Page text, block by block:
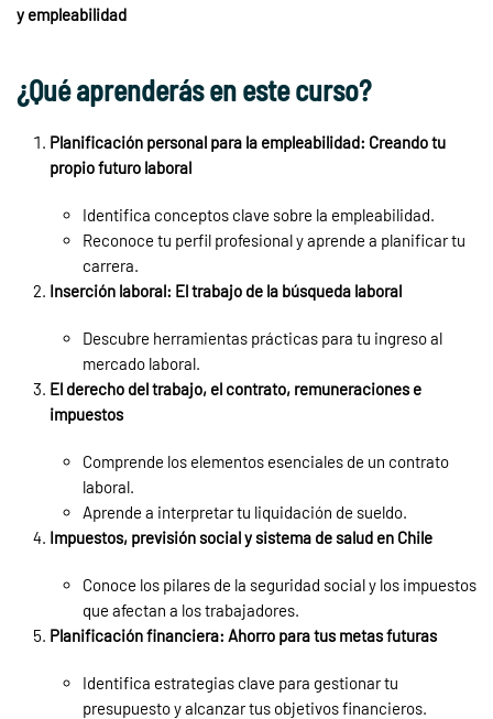
y empleabilidad
¿Qué aprenderás en este curso?
Planificación personal para la empleabilidad: Creando tu
propio futuro laboral
Identifica conceptos clave sobre la empleabilidad.
Reconoce tu perfil profesional y aprende a planificar tu
carrera.
Inserción laboral: El trabajo de la búsqueda laboral
Descubre herramientas prácticas para tu ingreso al
mercado laboral.
El derecho del trabajo, el contrato, remuneraciones e
impuestos
Comprende los elementos esenciales de un contrato
laboral.
Aprende a interpretar tu liquidación de sueldo.
Impuestos, previsión social y sistema de salud en Chile
Conoce los pilares de la seguridad social y los impuestos
que afectan a los trabajadores.
Planificación financiera: Ahorro para tus metas futuras
Identifica estrategias clave para gestionar tu
presupuesto y alcanzar tus objetivos financieros.